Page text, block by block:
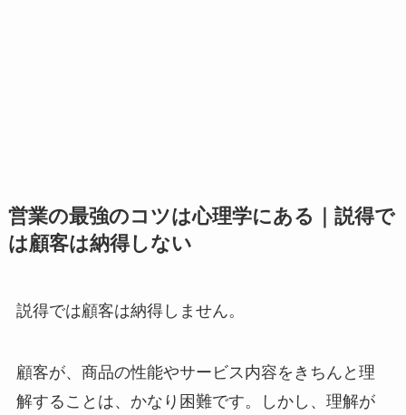
営業の最強のコツは心理学にある｜説得で
は顧客は納得しない
説得では顧客は納得しません。
顧客が、商品の性能やサービス内容をきちんと理
解することは、かなり困難です。しかし、理解が